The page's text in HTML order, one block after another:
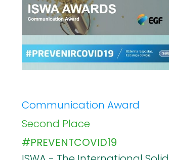
Communication Award
Second Place
#PREVENTCOVID19